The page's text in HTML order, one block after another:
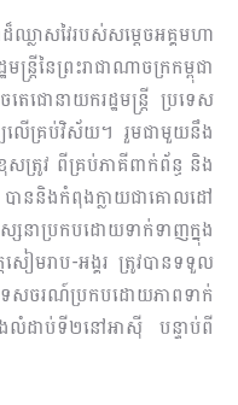
សវៃរប​ស់សម្តេចអគ្គ​មហា​
នៃព្រះរាជាណាចក្រកម្ពុជា
ជោនាយក​រដ្ឋមន្រ្តី ប្រទេស
លើគ្រប់វិស័យ។ រួមជា​មួយនឹង
ត្រូវ ពីគ្រប់ភាគី​ពាក់ព័ន្ធ និង
និងកំពុង​ក្លាយជា​គោល​​ដៅ
ា​ប្រកបដោយទាក់ទាញក្នុង
មរាប-អង្គរ ត្រូវបាន​ទទួល
ស​ចរណ៍​ប្រ​កប​ដោយ​ភាពទាក់
ាប់ទី២​នៅ​អាស៊ី បន្ទាប់ពី